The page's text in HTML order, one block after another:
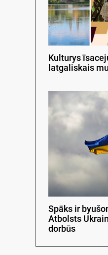
Kulturys
latgaliskais
Spāks ir
Atbolsts
dorbūs